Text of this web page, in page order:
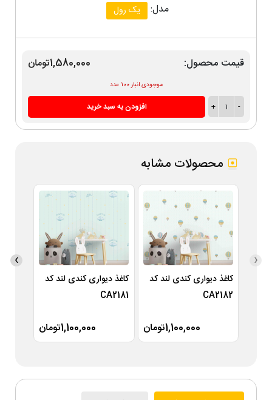
مدل: یک رول
قیمت محصول: 1,580,000تومان
موجودی انبار 100 عدد
-
1
+ افزودن به سبد خرید
محصولات مشابه
کاغذ دیواری کندی لند کد
CA2182
1,100,000تومان
کاغذ دیواری کندی لند کد
CA2181
1,100,000تومان
‹
›